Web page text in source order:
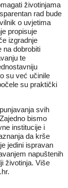
životinjama
rad bude
o uvjetima
propisuje
izgradnje
na dobrobiti
te
su već učinile
su praktički
svih
bismo
institucije i
da krše
jedini ispravan
napuštenih
životinja. Više
.